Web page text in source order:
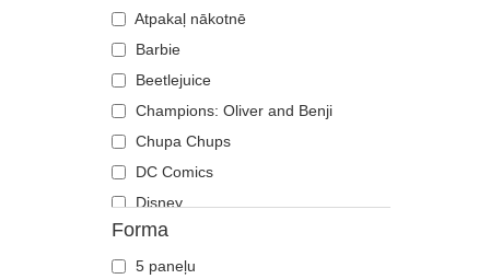
Ķirzaka
Koijots
Krabis
Krokodils
Labradoras retrīvers
Lācis
Lapsa
Lauva
Lauva
A Frame
Casual Classic
E Frame
Open Back
Runner
The 90s
The Ball
The Retro
The Snap
Atpakaļ nākotnē
Barbie
Beetlejuice
Champions: Oliver and Benji
Chupa Chups
DC Comics
Disney
Dragon Ball
Es, ļaundaris
Forma
5 paneļu